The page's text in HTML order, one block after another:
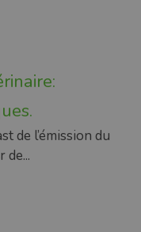
de l’émission du
de...